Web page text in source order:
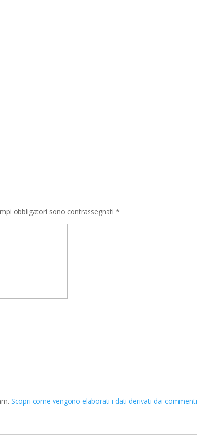
obbligatori sono contrassegnati*
Scopri come vengono elaborati i dati derivati dai commenti